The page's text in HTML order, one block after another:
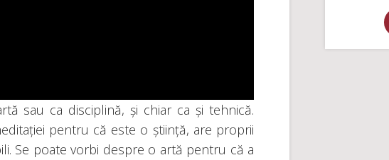
sau ca disciplină, și chiar ca și tehnică.
pentru că este o știință, are proprii
Se poate vorbi despre o artă pentru că a